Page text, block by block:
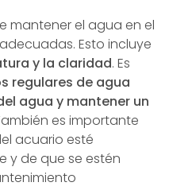
mantener el agua en el
Esto incluye
y la claridad. Es
regulares de agua
agua y mantener un
es importante
acuario esté
y de que se estén